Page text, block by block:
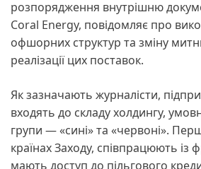
розпорядження внутрішню
Coral Energy, повідомляє про
офшорних структур та зміну
реалізації цих поставок.
Як зазначають журналісти,
входять до складу холдингу,
групи — «сині» та «червоні».
країнах Заходу, співпрацюють із
мають доступ до пільгового